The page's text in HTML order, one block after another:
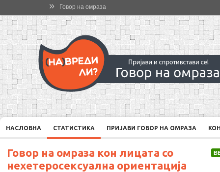
» Говор на омраза
НАСЛОВНА СТАТИСТИКА ПРИЈАВИ ГОВОР НА ОМРАЗА
Говор на омраза кон лицата со
нехетеросексуална ориентација